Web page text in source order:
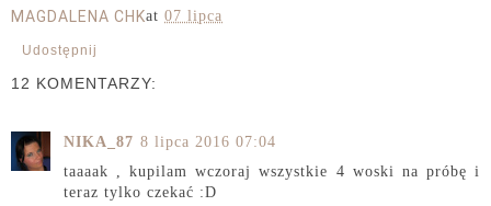
MAGDALENA CHKat 07 lipca
Udostępnij
12 KOMENTARZY:
NIKA_87 8 lipca 2016 07:04
taaaak , kupilam wczoraj wszystkie 4 woski na próbę i
teraz tylko czekać :D